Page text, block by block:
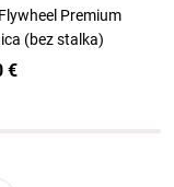
Premium
(bez stalka)
€